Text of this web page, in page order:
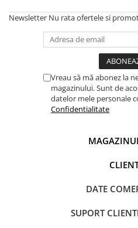
Imbinare Plinta
Accesorii
Accesorii Lambriuri
Accesorii Riflaje Decorative
Accesorii Universale
Capac Glaf Interior
Lambriuri Premium
Newsletter Nu rata ofertele si
Vreau să mă abonez la
magazinului. Sunt de
datelor mele personale
Confidentialitate
DATE
SUPORT